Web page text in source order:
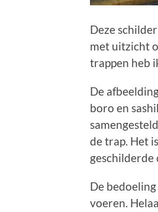
Deze
met uitzicht
trappen heb
De
boro en
de trap. Het
geschilderde
De
voeren.